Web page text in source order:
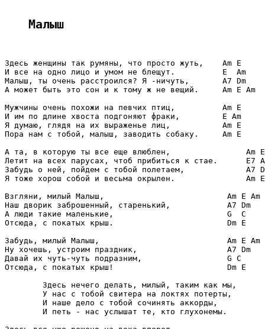
Малыш
Здесь женщины так румяны, что просто жуть,    Am E
И все на одно лицо и умом не блещут.          E  Am
Малыш, ты очень расстроился? Я -ничуть,       A7 Dm
А может быть это сон и к тому ж не вещий.     Am E Am
Мужчины очень похожи на певчих птиц,          Am E
И им по длине хвоста подгоняют фраки,         E Am
Я думаю, глядя на их выраженье лиц,           Am E
Пора нам с тобой, малыш, заводить собаку.     Am E
А та, в которую ты все еще влюблен,                Am E
Летит на всех парусах, чтоб прибиться к стае.      E7
Забудь о ней, пойдем с тобой полетаем,             A7
Я тоже хорош собой и весьма окрылен.               Am E
Взгляни, милый Малыш,                          Am E Am
Наш дворик заброшенный, старенький,            A7 Dm
А люди такие маленькие,                        G  C
Отсюда, с покатых крыш.                        Dm E
Забудь, милый Малыш,                           Am E Am
Ну хочешь, устроим праздник,                   A7 Dm
Давай их чуть-чуть подразним,                  G C
Отсюда, с покатых крыш!                        Dm E
        Здесь нечего делать, милый, таким как мы,
        У нас с тобой свитера на локтях потерты,
        И наше дело с тобой сочинять аккорды,
        И петь - нас услышат те, кто глухонемы.